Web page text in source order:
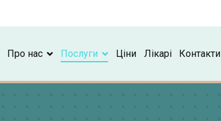
Про нас Послуги Ціни Лікарі Контакти